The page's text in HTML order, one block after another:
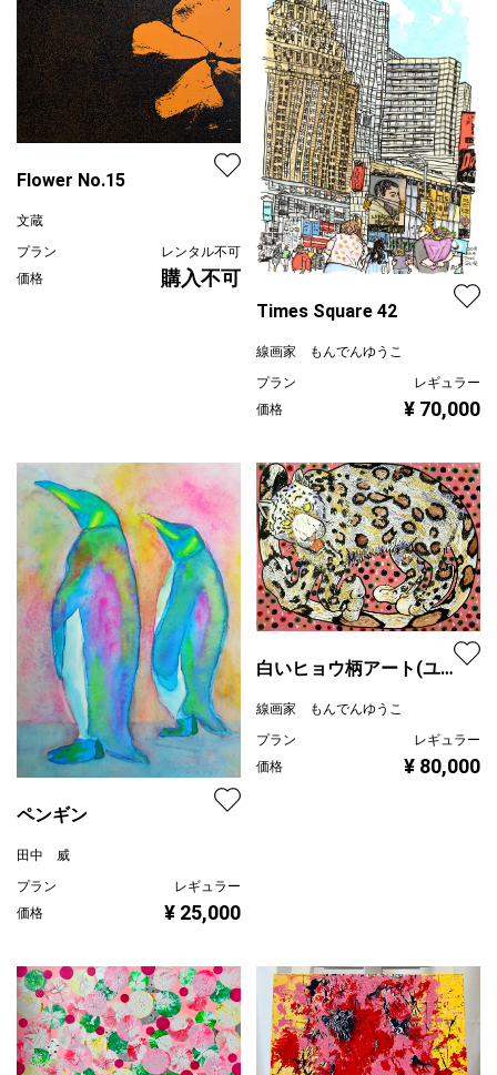
Flower No.15
文蔵
プラン
レンタル不可
価格
購入不可
Times Square 42
線画家 もんでんゆうこ
プラン
レギュラー
価格
¥ 70,000
ペンギン
田中 威
プラン
レギュラー
価格
¥ 25,000
白いヒョウ柄アート(ユ
線画家 もんでんゆうこ
プラン
レギュラー
価格
¥ 80,000